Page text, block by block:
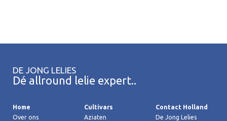
DE JONG LELIES
Dé allround lelie expert..
Home
Over ons
Cultivars
Aziaten
Contact Holland
De Jong Lelies